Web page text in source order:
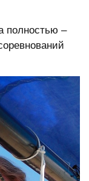
полностью –